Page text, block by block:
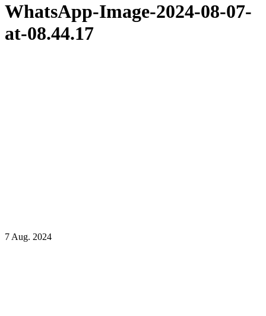
WhatsApp-Image-2024-08-07-
at-08.44.17
7Aug. 2024